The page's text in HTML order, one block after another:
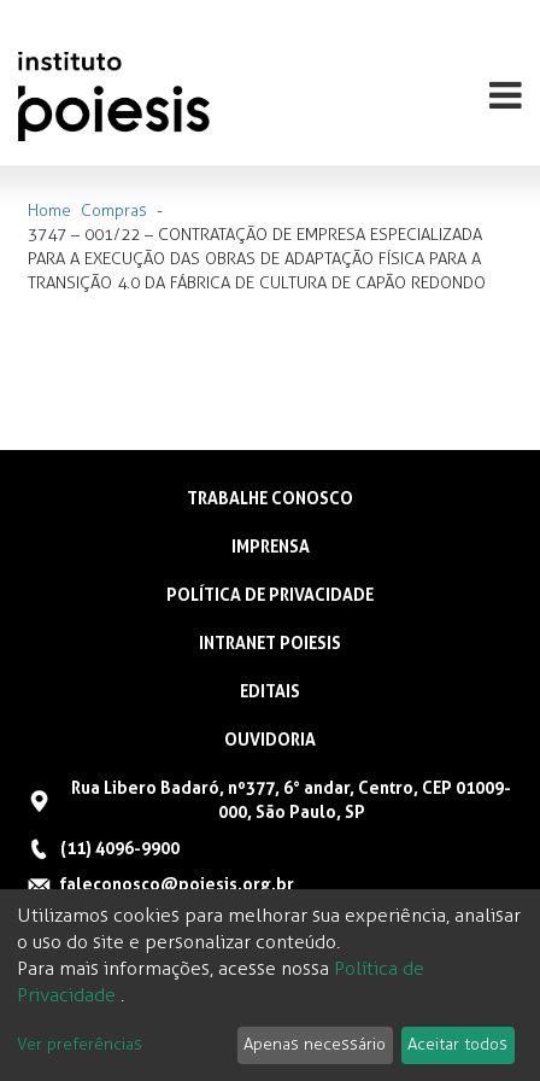
Home Compras -
3747 – 001/22 – CONTRATAÇÃO DE EMPRESA ESPECIALIZADA
PARA A EXECUÇÃO DAS OBRAS DE ADAPTAÇÃO FÍSICA PARA A
TRANSIÇÃO 4.0 DA FÁBRICA DE CULTURA DE CAPÃO REDONDO
TRABALHE CONOSCO
IMPRENSA
POLÍTICA DE PRIVACIDADE
INTRANET POIESIS
EDITAIS
OUVIDORIA
Rua Libero Badaró, nº377, 6° andar, Centro, CEP 01009-
000, São Paulo, SP
(11) 4096-9900
faleconosco@poiesis.org.br
Utilizamos cookies para melhorar sua experiência, analisar
o uso do site e personalizar conteúdo.
Para mais informações, acesse nossa Política de
Privacidade .
Ver preferências Apenas necessário Aceitar todos